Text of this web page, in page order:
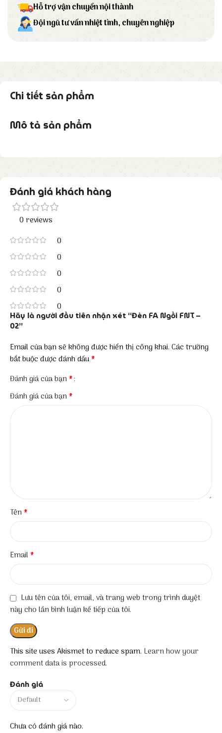
Hỗ trợ vận chuyển nội thành
Đội ngũ tư vấn nhiệt tình, chuyên nghiệp
Chi tiết sản phẩm
Mô tả sản phẩm
Đánh giá khách hàng
0 reviews
0
0
0
0
0
Đánh giá
Chưa có đánh giá nào.
Hãy là người đầu tiên nhận xét “Đèn FA Ngồi FNT –
02”
Email của bạn sẽ không được hiển thị công khai. Các trường
bắt buộc được đánh dấu*
Đánh giá của bạn*
Đánh giá của bạn*
Tên*
Email*
Lưu tên của tôi, email, và trang web trong trình duyệt
này cho lần bình luận kế tiếp của tôi.
This site uses Akismet to reduce spam. Learn how your
comment data is processed.